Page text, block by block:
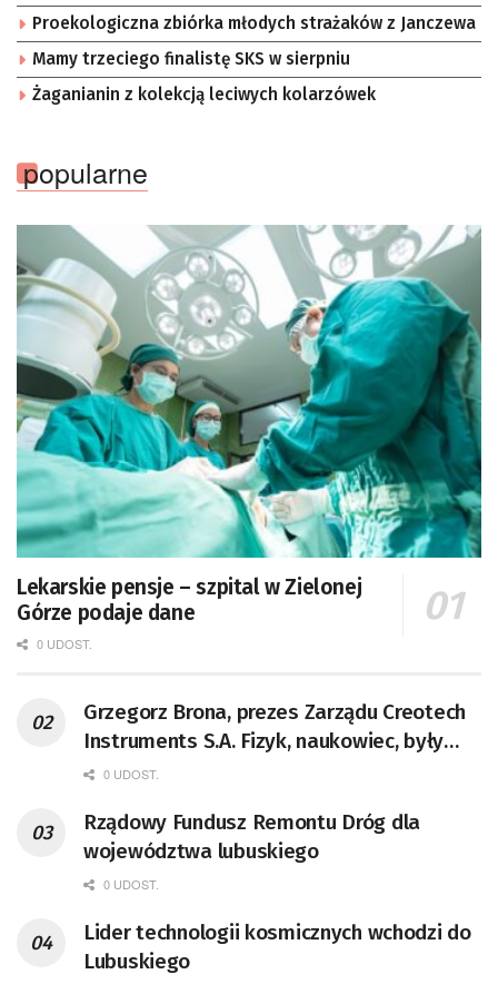
Proekologiczna zbiórka młodych strażaków z Janczewa
Mamy trzeciego finalistę SKS w sierpniu
Żaganianin z kolekcją leciwych kolarzówek
popularne
Lekarskie pensje – szpital w Zielonej
Górze podaje dane
0 UDOST.
Grzegorz Brona, prezes Zarządu Creotech
Instruments S.A. Fizyk, naukowiec, były
pracownik CERN w Genewie,
doktor habilitowany nauk fizycznych,
koordynator Rady Sektorowej ds.
Kompetencji Przemysłu Lotniczo-
Badań Kosmicznych i Satelitarnych PAN.
0 UDOST.
Rządowy Fundusz Remontu Dróg dla
województwa lubuskiego
0 UDOST.
Lider technologii kosmicznych wchodzi do
Lubuskiego